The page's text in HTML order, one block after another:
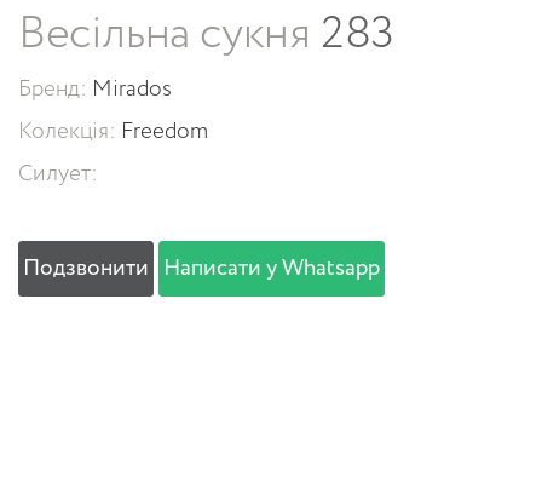
Весільна сукня 283
Бренд: Mirados
Колекція: Freedom
Силует:
Подзвонити Написати у Whatsapp